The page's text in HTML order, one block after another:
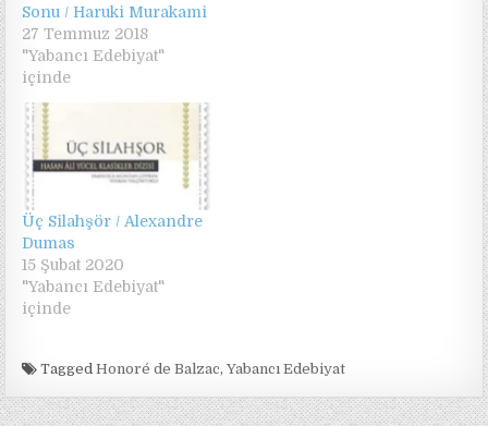
Sonu / Haruki Murakami
27 Temmuz 2018
"Yabancı Edebiyat"
içinde
Üç Silahşör / Alexandre
Dumas
15 Şubat 2020
"Yabancı Edebiyat"
içinde
TaggedHonoré de Balzac,Yabancı Edebiyat